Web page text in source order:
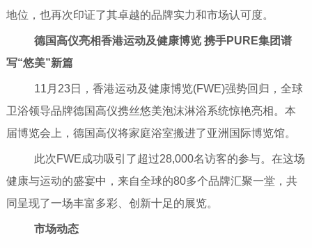
地位，也再次印证了其卓越的品牌实力和市场认可度。
德国高仪亮相香港运动及健康博览 携手PURE集团谱
写“悠美”新篇
11月23日，香港运动及健康博览(FWE)强势回归，全球
卫浴领导品牌德国高仪携丝悠美泡沫淋浴系统惊艳亮相。本
届博览会上，德国高仪将家庭浴室搬进了亚洲国际博览馆。
此次FWE成功吸引了超过28,000名访客的参与。在这场
健康与运动的盛宴中，来自全球的80多个品牌汇聚一堂，共
同呈现了一场丰富多彩、创新十足的展览。
市场动态